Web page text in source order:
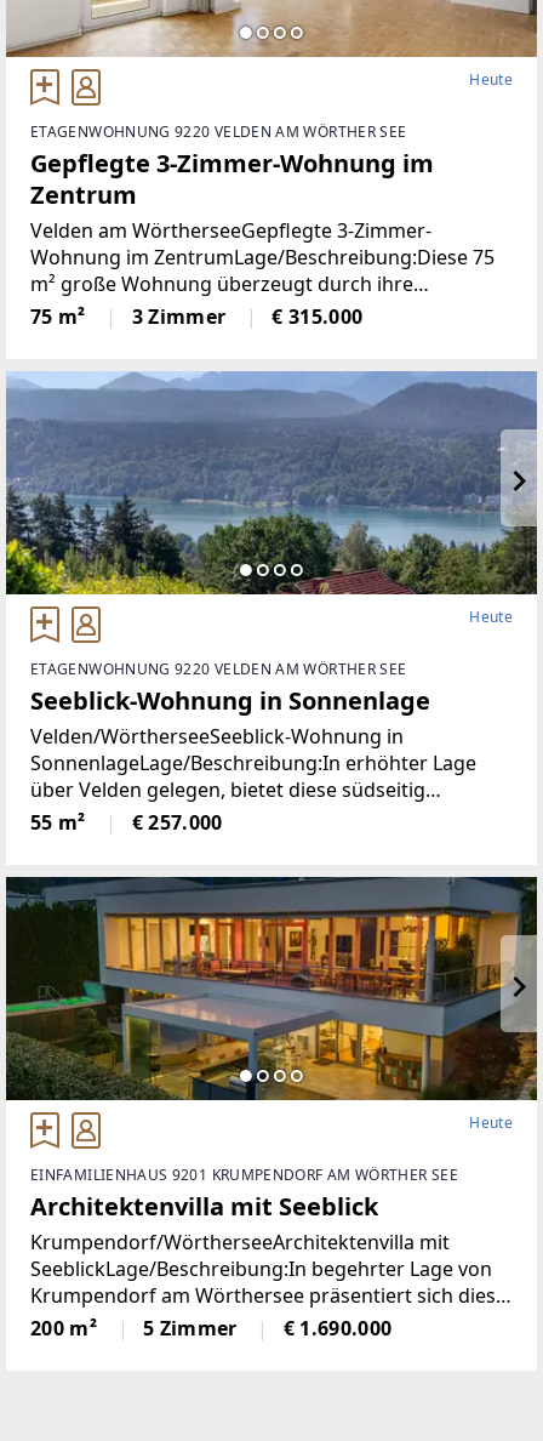
Heute
ETAGENWOHNUNG 9220 VELDEN AM WÖRTHER SEE
Gepflegte 3-Zimmer-Wohnung im
Zentrum
Velden am WörtherseeGepflegte 3-Zimmer-
Wohnung im ZentrumLage/Beschreibung:Diese 75
m² große Wohnung überzeugt durch ihre
durchdachte Raumaufteilung und ihre
ausgezeichnete Lage im Zentrum von Velden. Zwei
75 m² 3 Zimmer € 315.000
Heute
ETAGENWOHNUNG 9220 VELDEN AM WÖRTHER SEE
Seeblick-Wohnung in Sonnenlage
Velden/WörtherseeSeeblick-Wohnung in
SonnenlageLage/Beschreibung:In erhöhter Lage
über Velden gelegen, bietet diese südseitig
ausgerichtete Wohnung angenehme
Lichtverhältnisse und einen schönen Blick auf den
55 m² € 257.000
Heute
EINFAMILIENHAUS 9201 KRUMPENDORF AM WÖRTHER SEE
Architektenvilla mit Seeblick
Krumpendorf/WörtherseeArchitektenvilla mit
SeeblickLage/Beschreibung:In begehrter Lage von
Krumpendorf am Wörthersee präsentiert sich diese
herausragende Architekten-Villa als ein wahres
Refugium für Anspruchsvolle. Die im Jahr 2010
200 m² 5 Zimmer € 1.690.000